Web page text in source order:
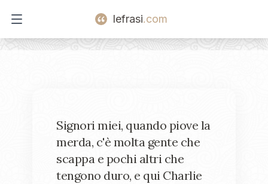
Open main menu
lefrasi.com
Signori miei, quando piove la
merda, c'è molta gente che
scappa e pochi altri che
tengono duro, e qui Charlie